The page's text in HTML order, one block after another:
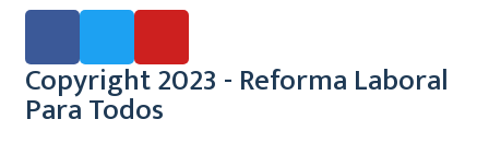
Copyright 2023 - Reforma Laboral
Para Todos